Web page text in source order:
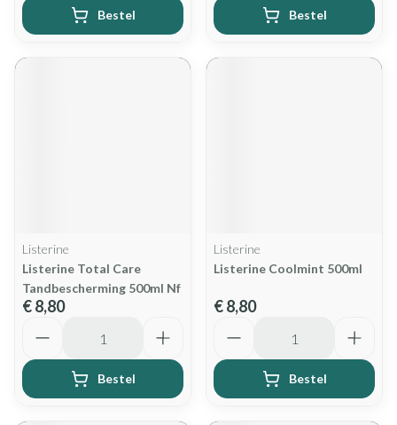
Bestel Bestel
Listerine
Listerine Total Care
Tandbescherming 500ml Nf
€ 8,80
Bestel
Listerine
Listerine Coolmint 500ml
€ 8,80
Bestel